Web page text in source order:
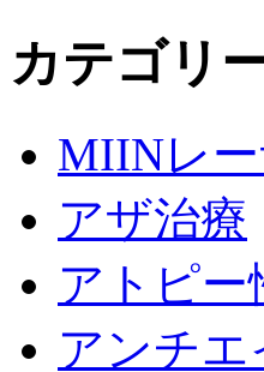
カテゴリ
MIINレ
アザ治療
アトピー
アンチ